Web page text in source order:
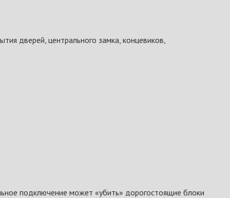
дверей, центрального замка, концевиков,
подключение может «убить» дорогостоящие блоки